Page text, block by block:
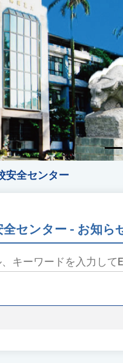
安全センター
全センター - お知ら